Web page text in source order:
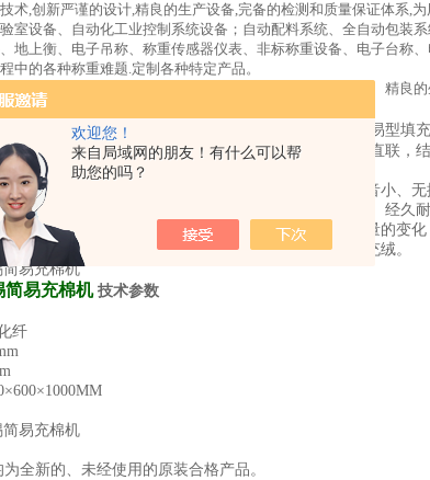
欢迎您！
来自局域网的朋友！有什么可以帮
助您的吗？
术,创新严谨的设计,精良的生产设备,完备的检测和质量保证体系,
室设备、自动化工业控制系统设备；自动配料系统、全自动包装
地上衡、电子吊称、称重传感器仪表、非标称重设备、电子台称
中的各种称重难题.定制各种特定产品。
以客户满意为宗旨的原则。至始都为客户提供可靠、实用、精良
简易充棉机专门为工厂，商场，专卖店专门研制的简易型填
机设计时综合日、德等国充绒机优点，风机采用电机直联，
堵塞。叶轮经平衡调试，中等转速，镶嵌橡皮脚，噪音小、无
，方便灵活。 采用全不锈钢外壳，豪华、大方、整洁、经久耐
绒，工人手持软管吸取电子秤上的羽绒，同时观看重量的变
控制羽绒和化纤的填充重量，到达特定重量自动停止充绒。
简易充棉机 技术参数
纤
全新的、未经使用的原装合格产品。